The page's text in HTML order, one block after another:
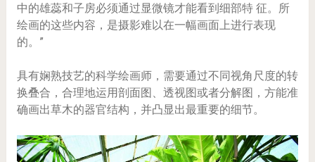
中的雄蕊和子房必须通过显微镜才能看到细部特 征。所
绘画的这些内容，是摄影难以在一幅画面上进行表现
的。”
具有娴熟技艺的科学绘画师，需要通过不同视角尺度的转
换叠合，合理地运用剖面图、透视图或者分解图，方能准
确画出草木的器官结构，并凸显出最重要的细节。